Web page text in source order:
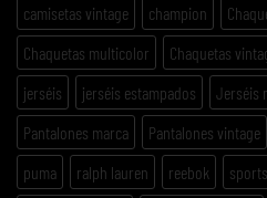
camisetas vintage
champion
Chaquetas multicolor
Chaquetas
jerséis
jerséis estampados Jerséis
Pantalones marca
Pantalones vintage
puma
ralph lauren reebok